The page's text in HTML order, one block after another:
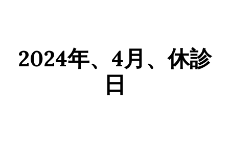
2024年、4月、休診
日